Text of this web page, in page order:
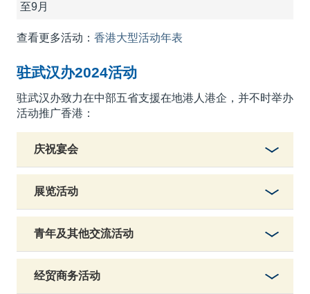
至9月
查看更多活动： 香港大型活动年表
驻武汉办2024活动
驻武汉办致力在中部五省支援在地港人港企，并不时举办
活动推广香港：
庆祝宴会
展览活动
青年及其他交流活动
经贸商务活动